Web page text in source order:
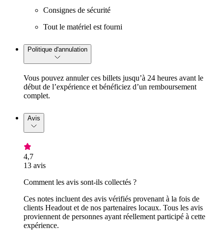
Consignes de sécurité
Tout le matériel est fourni
Politique d'annulation
Vous pouvez annuler ces billets jusqu’à 24 heures avant le
début de l’expérience et bénéficiez d’un remboursement
complet.
Avis
4,7
13 avis
Comment les avis sont-ils collectés ?
Ces notes incluent des avis vérifiés provenant à la fois de
clients Headout et de nos partenaires locaux. Tous les avis
proviennent de personnes ayant réellement participé à cette
expérience.